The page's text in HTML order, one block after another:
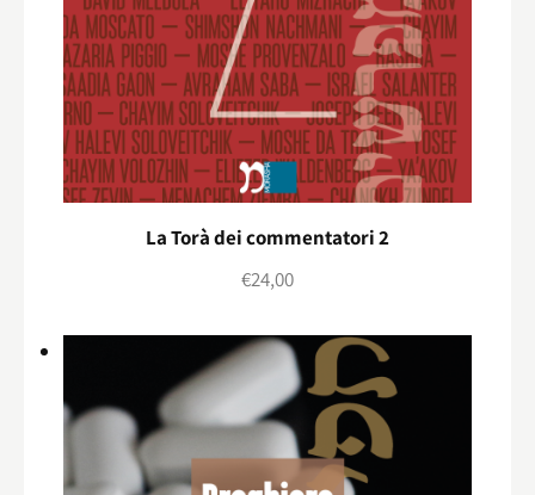
La Torà dei commentatori 2
€24,00